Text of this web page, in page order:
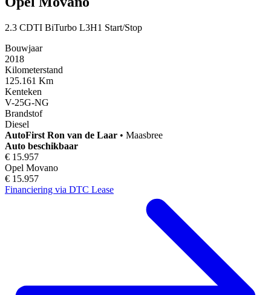
2.3 CDTI BiTurbo L3H1 Start/Stop
Bouwjaar
2018
Kilometerstand
125.161 Km
Kenteken
V-25G-NG
Brandstof
Diesel
AutoFirst Ron van de Laar • Maasbree
Auto beschikbaar
€ 15.957
Opel Movano
€ 15.957
Financiering via DTC Lease